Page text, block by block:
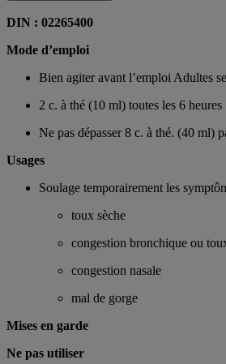
DIN : 02265400
Mode d’emploi
Bien agiter avant l’emploi Adultes
2 c. à thé (10 ml) toutes les 6 heures
Ne pas dépasser 8 c. à thé. (40 ml)
Usages
Soulage temporairement les
toux sèche
congestion bronchique ou
congestion nasale
mal de gorge
Mises en garde
Ne pas utiliser